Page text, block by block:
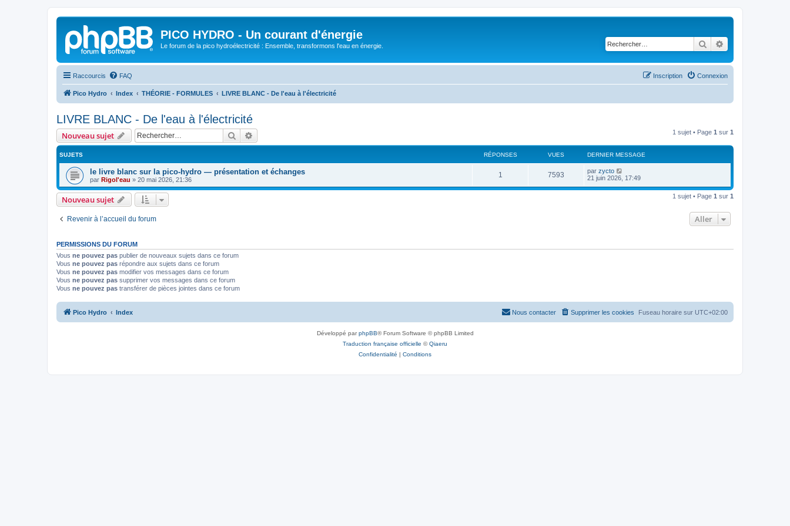
PICO HYDRO - Un courant d'énergie
Le forum de la pico hydroélectricité : Ensemble, transformons l'eau en énergie. Rechercher
Raccourcis FAQ Connexion
Inscription
Pico Hydro Index THÉORIE - FORMULES LIVRE BLANC - De l'eau à l'électricité
LIVRE BLANC - De l'eau à l'électricité
Nouveau sujet Rechercher 1 sujet • Page 1 sur 1
SUJETS RÉPONSES VUES DERNIER MESSAGE
le livre blanc sur la pico-hydro — présentation et échanges
par Rigol'eau » 20 mai 2026, 21:36
1
é
s
7593
u
D
e
n
a
par zycto
21 juin 2026, 17:49
Nouveau sujet 1 sujet • Page 1 sur 1
Revenir à l’accueil du forum Aller
PERMISSIONS DU FORUM
Vous ne pouvez pas publier de nouveaux sujets dans ce forum
Vous ne pouvez pas répondre aux sujets dans ce forum
Vous ne pouvez pas modifier vos messages dans ce forum
Vous ne pouvez pas supprimer vos messages dans ce forum
Vous ne pouvez pas transférer de pièces jointes dans ce forum
Pico Hydro Index Fuseau horaire sur UTC+02:00
Supprimer les cookies
Nous contacter
Développé parphpBB® Forum Software © phpBB Limited
Traduction française officielle ©Qiaeru
Confidentialité | Conditions